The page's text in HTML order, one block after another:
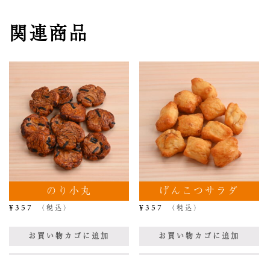
関連商品
のり小丸
¥357 （税込）
お買い物カゴに追加
げんこつサラダ
¥357 （税込）
お買い物カゴに追加